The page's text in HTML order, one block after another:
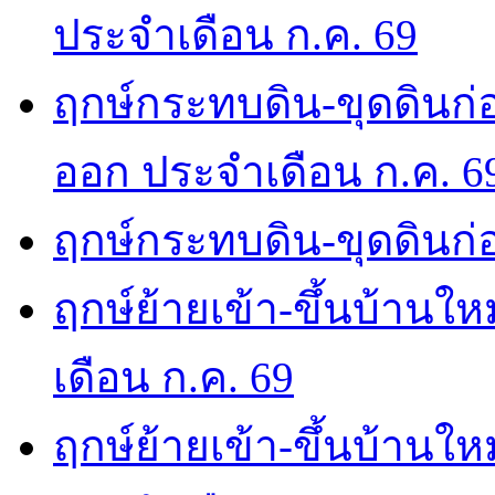
ประจำเดือน ก.ค. 69
ฤกษ์กระทบดิน-ขุดดินก่
ออก ประจำเดือน ก.ค.
ฤกษ์กระทบดิน-ขุดดินก่
ฤกษ์ย้ายเข้า-ขึ้นบ้านใ
เดือน ก.ค. 69
ฤกษ์ย้ายเข้า-ขึ้นบ้านใ